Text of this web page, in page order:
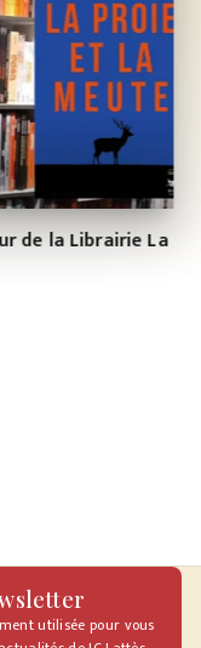
de la Librairie La
utilisée pour vous